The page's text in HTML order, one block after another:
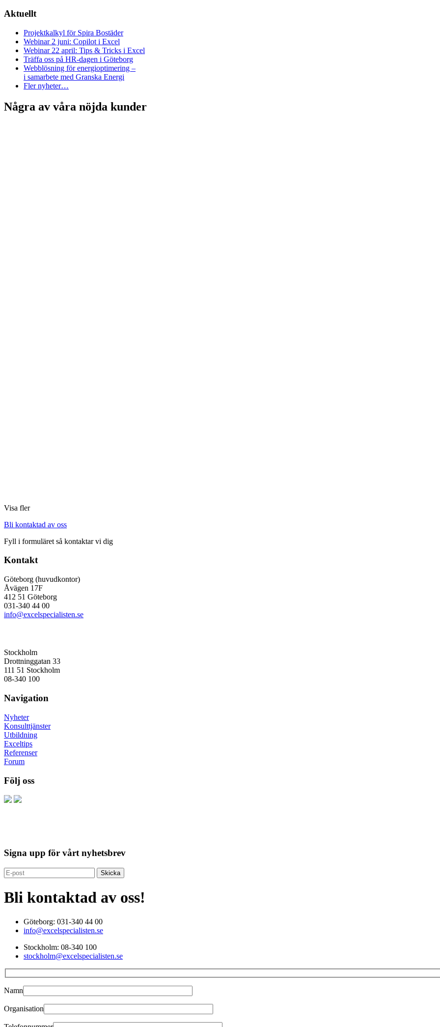
Aktuellt
Projektkalkyl för Spira Bostäder
Webinar 2 juni: Copilot i Excel
Webinar 22 april: Tips & Tricks i Excel
Träffa oss på HR-dagen i Göteborg
Webblösning för energioptimering –
i samarbete med Granska Energi
Fler nyheter…
Några av våra nöjda kunder
Visa fler
Bli kontaktad av oss
Fyll i formuläret så kontaktar vi dig
Kontakt
Göteborg (huvudkontor)
Åvägen 17F
412 51 Göteborg
031-340 44 00
info@excelspecialisten.se
Stockholm
Drottninggatan 33
111 51 Stockholm
08-340 100
Navigation
Nyheter
Konsulttjänster
Utbildning
Exceltips
Referenser
Forum
Följ oss
Signa upp för vårt nyhetsbrev
Bli kontaktad av oss!
Göteborg: 031-340 44 00
info@excelspecialisten.se
Stockholm: 08-340 100
stockholm@excelspecialisten.se
Namn
Organisation